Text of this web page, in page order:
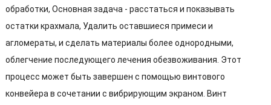
обработки, Основная задача - расстаться и показывать
остатки крахмала, Удалить оставшиеся примеси и
агломераты, и сделать материалы более однородными,
облегчение последующего лечения обезвоживания. Этот
процесс может быть завершен с помощью винтового
конвейера в сочетании с вибрирующим экраном. Винт